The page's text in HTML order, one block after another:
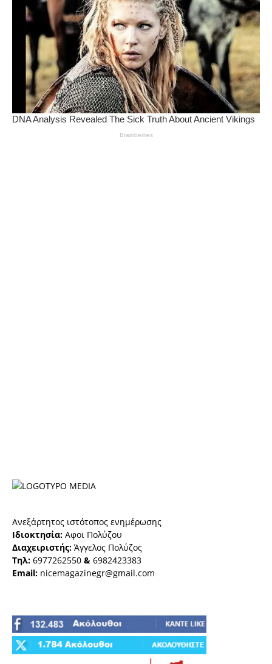
Ανεξάρτητος ιστότοπος ενημέρωσης
Ιδιοκτησία: Αφοι Πολύζου
Διαχειριστής: Άγγελος Πολύζος
Τηλ: 6977262550 & 6982423383
Email: nicemagazinegr@gmail.com